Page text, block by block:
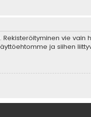
vie
ja siihen